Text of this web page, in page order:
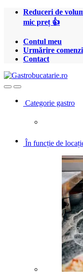
Treci
Treci
Reduceri de
mic preț 👍
Contul meu
Urmărire comenzi
Contact
OpenClose
Categorie gastro
În funcție de